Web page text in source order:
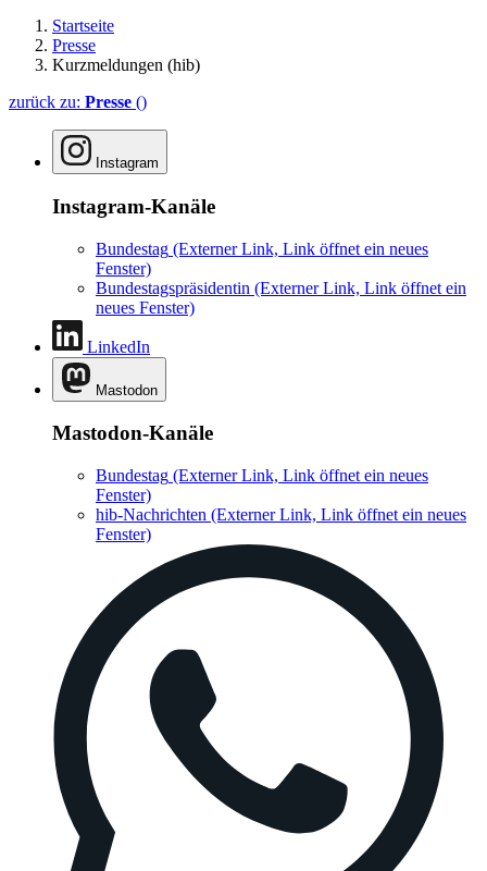
Startseite
Presse
Kurzmeldungen (hib)
zurück zu: Presse ()
Instagram
Instagram-Kanäle
Bundestag (Externer Link, Link öffnet ein neues
Fenster)
Bundestagspräsidentin (Externer Link, Link öffnet ein
neues Fenster)
LinkedIn
Mastodon
Mastodon-Kanäle
Bundestag (Externer Link, Link öffnet ein neues
Fenster)
hib-Nachrichten (Externer Link, Link öffnet ein neues
Fenster)